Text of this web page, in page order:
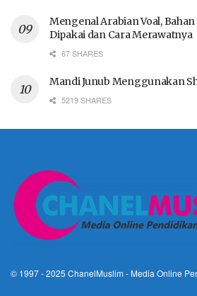
Mengenal Arabian Voal,
Dipakai dan Cara Merawatnya
67 SHARES
Mandi Junub Menggunakan
5219 SHARES
© 1997 - 2025 ChanelMuslim - Media Online